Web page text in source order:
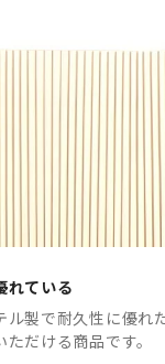
れている
ル製で耐久性に優れ
ただける商品です。